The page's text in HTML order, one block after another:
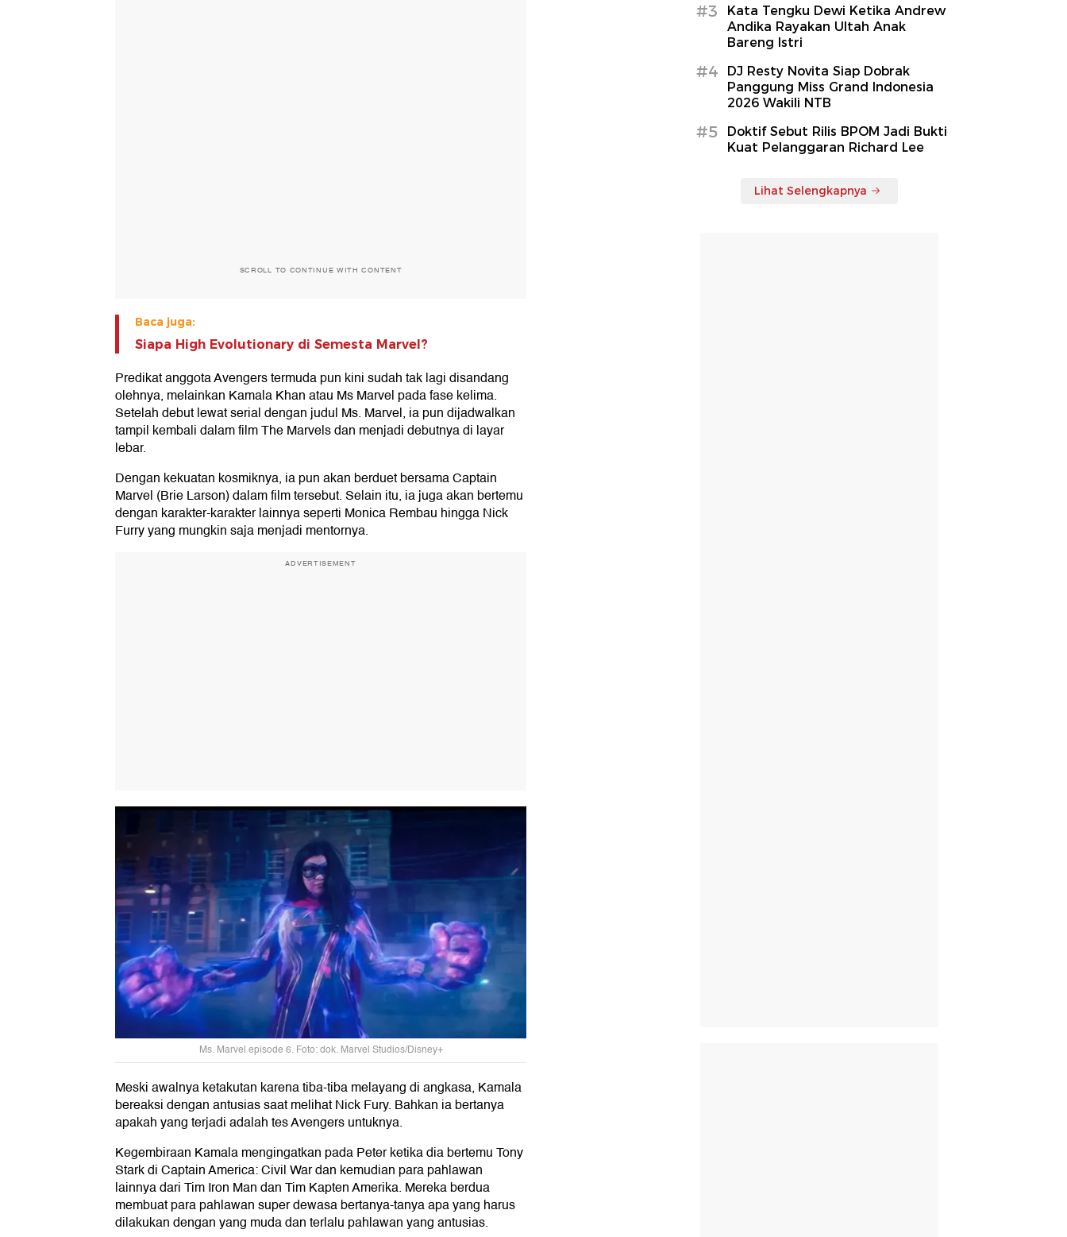
SCROLL TO CONTINUE WITH CONTENT
Baca juga:
Siapa High Evolutionary di Semesta Marvel?
Predikat anggota Avengers termuda pun kini sudah tak lagi disandang
olehnya, melainkan Kamala Khan atau Ms Marvel pada fase kelima.
Setelah debut lewat serial dengan judul Ms. Marvel, ia pun dijadwalkan
tampil kembali dalam film The Marvels dan menjadi debutnya di layar
lebar.
Dengan kekuatan kosmiknya, ia pun akan berduet bersama Captain
Marvel (Brie Larson) dalam film tersebut. Selain itu, ia juga akan bertemu
dengan karakter-karakter lainnya seperti Monica Rembau hingga Nick
Furry yang mungkin saja menjadi mentornya.
ADVERTISEMENT
Ms. Marvel episode 6. Foto: dok. Marvel Studios/Disney+
Meski awalnya ketakutan karena tiba-tiba melayang di angkasa, Kamala
bereaksi dengan antusias saat melihat Nick Fury. Bahkan ia bertanya
apakah yang terjadi adalah tes Avengers untuknya.
Kegembiraan Kamala mengingatkan pada Peter ketika dia bertemu Tony
Stark di Captain America: Civil War dan kemudian para pahlawan
lainnya dari Tim Iron Man dan Tim Kapten Amerika. Mereka berdua
membuat para pahlawan super dewasa bertanya-tanya apa yang harus
dilakukan dengan yang muda dan terlalu pahlawan yang antusias.
#3
Kata Tengku Dewi Ketika Andrew
Andika Rayakan Ultah Anak
Bareng Istri
#4
DJ Resty Novita Siap Dobrak
Panggung Miss Grand Indonesia
2026 Wakili NTB
#5
Doktif Sebut Rilis BPOM Jadi Bukti
Kuat Pelanggaran Richard Lee
Lihat Selengkapnya